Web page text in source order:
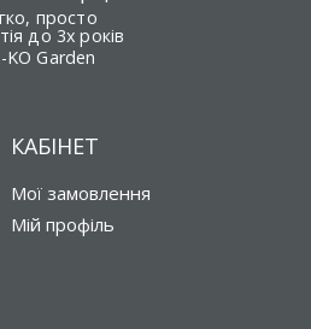
просто
до 3х років
KO Garden
КАБІНЕТ
Мої замовлення
Мій профіль